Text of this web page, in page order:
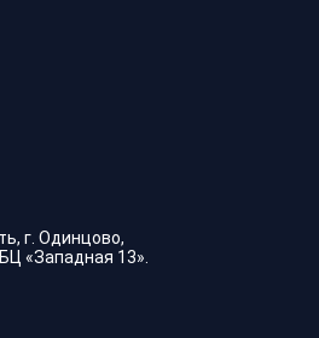
г. Одинцово,
«Западная 13».